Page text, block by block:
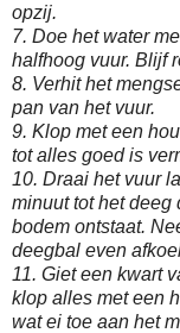
opzij.
7. Doe het water
halfhoog vuur. Blijf
8. Verhit het
pan van het vuur.
9. Klop met een
tot alles goed is
10. Draai het vuur
minuut tot het deeg
bodem ontstaat.
deegbal even
11. Giet een kwart
klop alles met een
wat ei toe aan het